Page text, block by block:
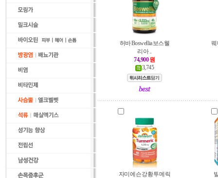
허바 Boswellia 보스웰
리아 ..
74,900원
3,745
웨
자미에슨 강황 투메릭